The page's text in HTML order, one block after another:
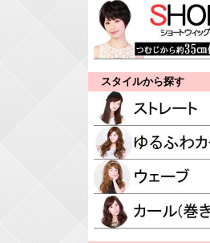
スタイルから探す